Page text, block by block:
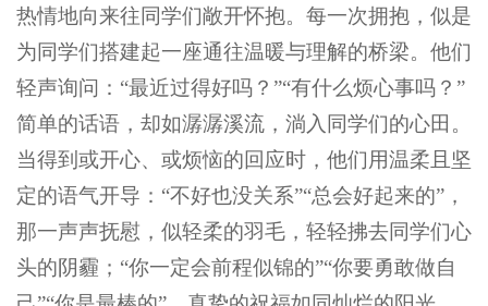
热情地向来往同学们敞开怀抱。每一次拥抱，似是
为同学们搭建起一座通往温暖与理解的桥梁。他们
轻声询问：“最近过得好吗？”“有什么烦心事吗？”
简单的话语，却如潺潺溪流，淌入同学们的心田。
当得到或开心、或烦恼的回应时，他们用温柔且坚
定的语气开导：“不好也没关系”“总会好起来的”，
那一声声抚慰，似轻柔的羽毛，轻轻拂去同学们心
头的阴霾；“你一定会前程似锦的”“你要勇敢做自